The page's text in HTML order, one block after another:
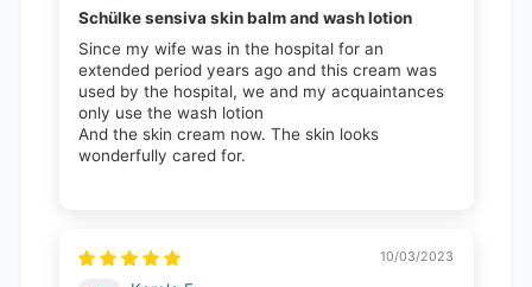
Schülke sensiva skin balm and wash lotion
Since my wife was in the hospital for an
extended period years ago and this cream was
used by the hospital, we and my acquaintances
only use the wash lotion
And the skin cream now. The skin looks
wonderfully cared for.
10/03/2023